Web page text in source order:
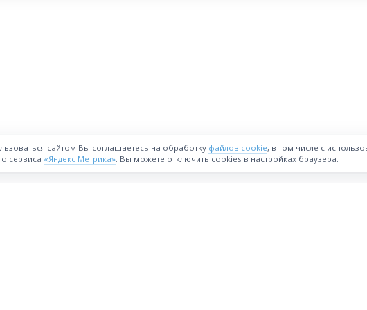
сайтом Вы соглашаетесь на обработку файлов cookie, в том числе с
сервиса «Яндекс Метрика». Вы можете отключить cookies в настройках браузера.